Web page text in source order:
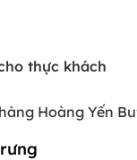
thực khách
Hoàng Yến